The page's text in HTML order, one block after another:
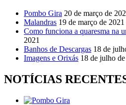
Pombo Gira 20 de março de
Malandras 19 de março de 2021
Como funciona a quaresma na
2021
Banhos de Descargas 18 de
Imagens e Orixás 18 de julho
NOTÍCIAS